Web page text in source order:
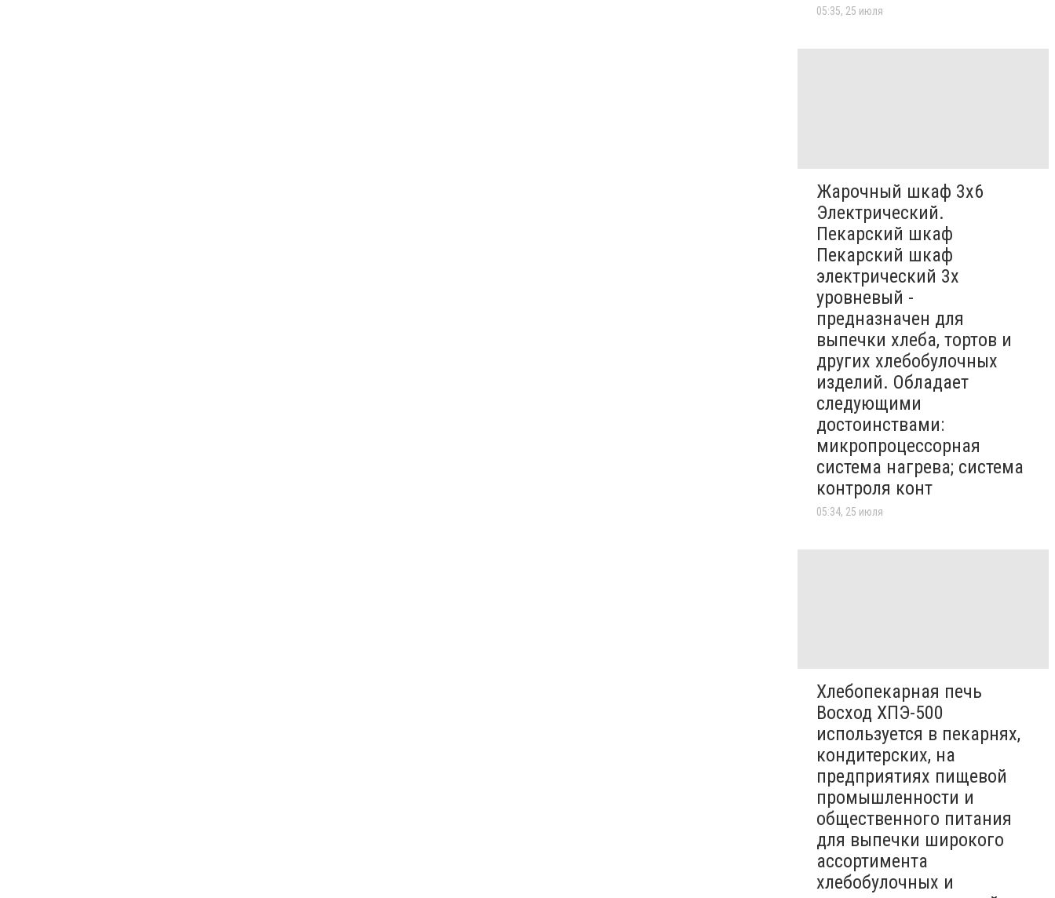
05:35, 25 июля
Жарочный шкаф 3х6
Электрический.
Пекарский шкаф
Пекарский шкаф
электрический 3х
уровневый -
предназначен для
выпечки хлеба, тортов и
других хлебобулочных
изделий. Обладает
следующими
достоинствами:
микропроцессорная
система нагрева; система
контроля конт
05:34, 25 июля
Хлебопекарная печь
Восход ХПЭ-500
используется в пекарнях,
кондитерских, на
предприятиях пищевой
промышленности и
общественного питания
для выпечки широкого
ассортимента
хлебобулочных и